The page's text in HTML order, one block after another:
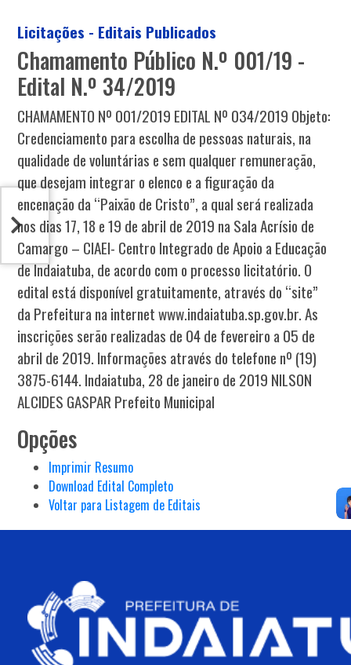
Licitações - Editais Publicados
Chamamento Público N.º 001/19 -
Edital N.º 34/2019
CHAMAMENTO Nº 001/2019 EDITAL Nº 034/2019 Objeto:
Credenciamento para escolha de pessoas naturais, na
qualidade de voluntárias e sem qualquer remuneração,
que desejam integrar o elenco e a figuração da
encenação da “Paixão de Cristo”, a qual será realizada
nos dias 17, 18 e 19 de abril de 2019 na Sala Acrísio de
Camargo – CIAEI- Centro Integrado de Apoio a Educação
de Indaiatuba, de acordo com o processo licitatório. O
edital está disponível gratuitamente, através do “site”
da Prefeitura na internet www.indaiatuba.sp.gov.br. As
inscrições serão realizadas de 04 de fevereiro a 05 de
abril de 2019. Informações através do telefone nº (19)
3875-6144. Indaiatuba, 28 de janeiro de 2019 NILSON
ALCIDES GASPAR Prefeito Municipal
Opções
Imprimir Resumo
Download Edital Completo
Voltar para Listagem de Editais